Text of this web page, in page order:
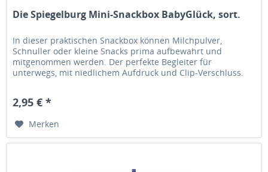
Die Spiegelburg Mini-Snackbox BabyGlück, sort.
In dieser praktischen Snackbox können Milchpulver,
Schnuller oder kleine Snacks prima aufbewahrt und
mitgenommen werden. Der perfekte Begleiter für
unterwegs, mit niedlichem Aufdruck und Clip-Verschluss.
2,95 € *
Merken